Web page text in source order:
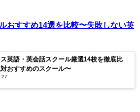
おすすめ14選を比較〜失敗しない英
ス英語・英会話スクール厳選14校を徹底比
おすすめのスクール〜